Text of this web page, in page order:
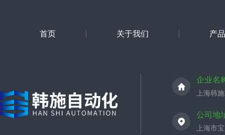
首页 关于我们 产
企业名
上海韩
公司地
上海市